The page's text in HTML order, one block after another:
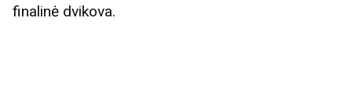
finalinė dvikova.